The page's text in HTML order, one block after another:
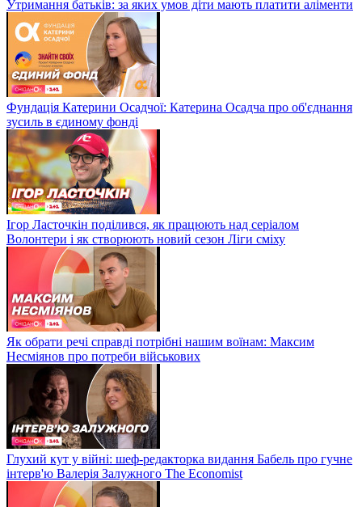
Утримання батьків: за яких умов діти мають платити аліменти
Фундація Катерини Осадчої: Катерина Осадча про об'єднання
зусиль в єдиному фонді
Ігор Ласточкін поділився, як працюють над серіалом
Волонтери і як створюють новий сезон Ліги сміху
Як обрати речі справді потрібні нашим воїнам: Максим
Несміянов про потреби військових
Глухий кут у війні: шеф-редакторка видання Бабель про гучне
інтерв'ю Валерія Залужного The Economist